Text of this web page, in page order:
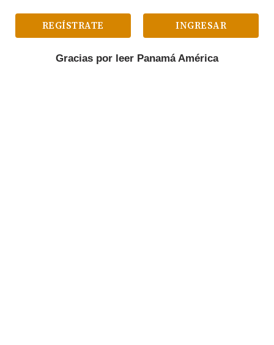
REGÍSTRATE INGRESAR
Gracias por leer Panamá América